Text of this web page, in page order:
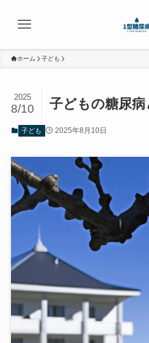
ホーム 子ども
子どもの糖尿
2025
8/10
子ども 2025年8月10日